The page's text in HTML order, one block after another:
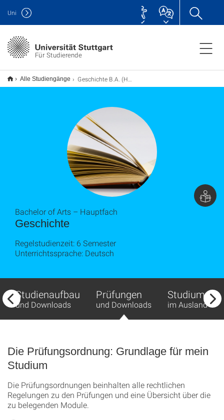
Für Studierende
Uni
Alle Studiengänge Geschichte B.A. (Hauptfach)
Geschichte
Bachelor of Arts – Hauptfach
Regelstudienzeit: 6 Semester
Unterrichtssprache: Deutsch
Studienaufbau
und Downloads
Prüfungen
und Downloads
Studium
im Ausland
Die Prüfungsordnung: Grundlage für mein
Studium
Die Prüfungsordnungen beinhalten alle rechtlichen
Regelungen zu den Prüfungen und eine Übersicht über die
zu belegenden Module.